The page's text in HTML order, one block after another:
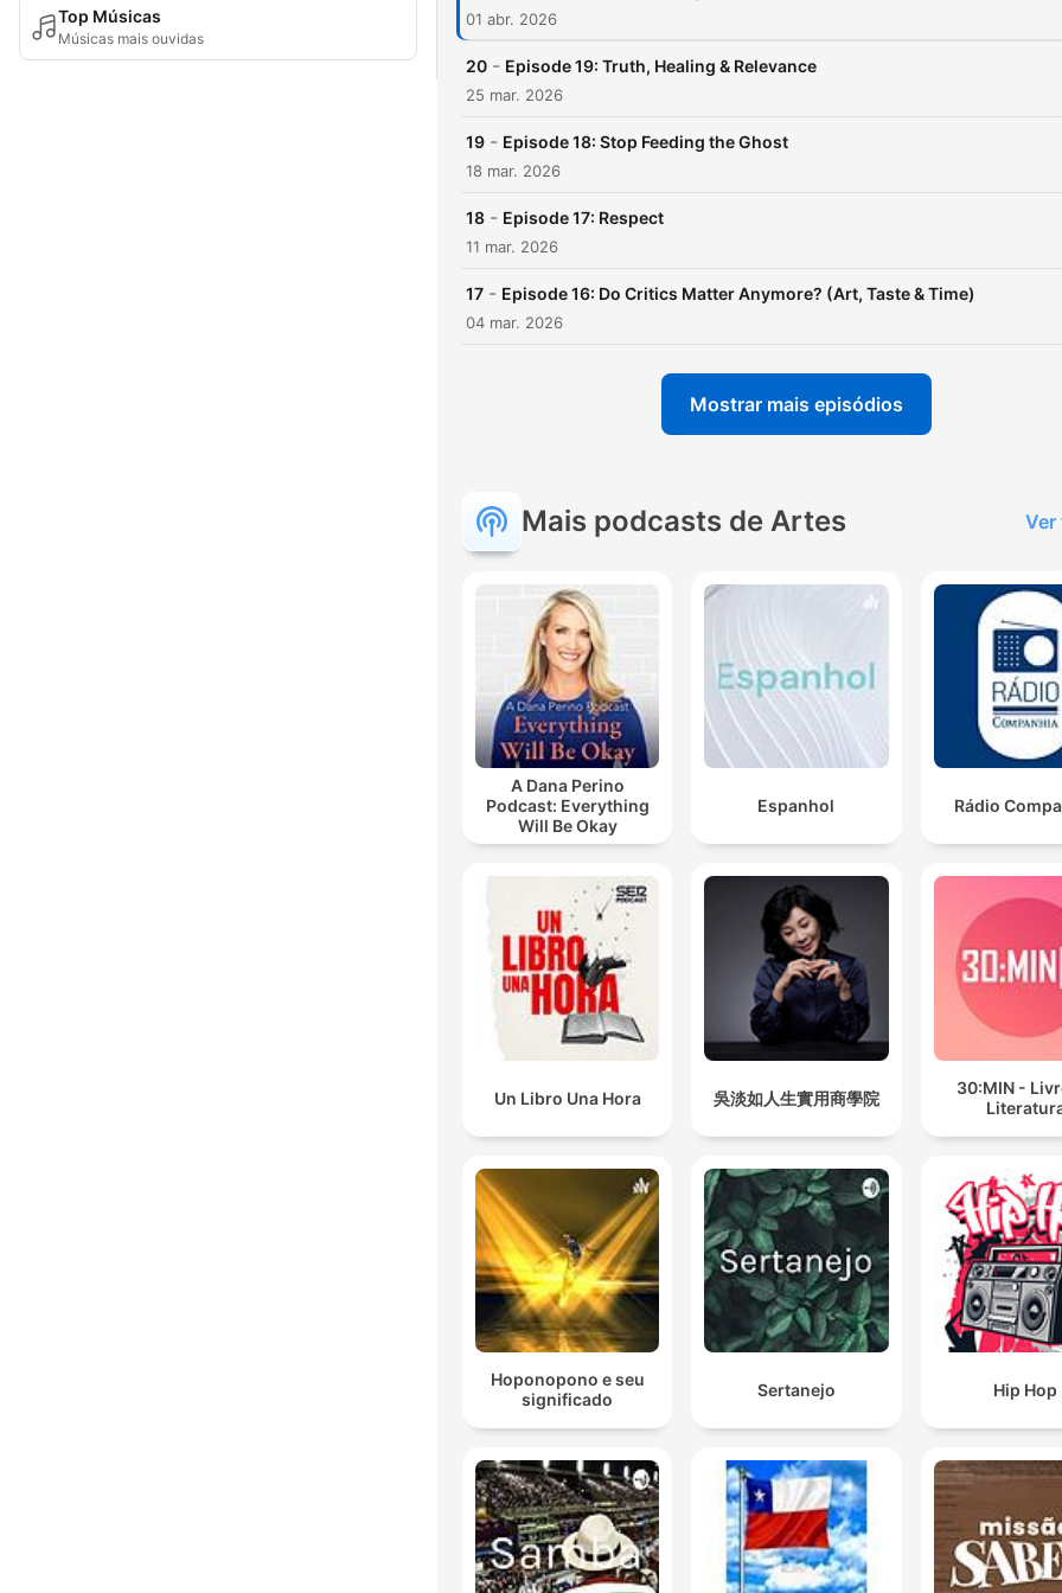
Top Músicas
Músicas mais ouvidas
relatable takes, nostalgia,
guru energy—you’re in the
01 abr. 2026
20 - Episode 19: Truth, Healing & Relevance
25 mar. 2026
19 - Episode 18: Stop Feeding the Ghost
18 mar. 2026
18 - Episode 17: Respect
11 mar. 2026
17 - Episode 16: Do Critics Matter Anymore? (Art, Taste & Time)
04 mar. 2026
Mostrar mais episódios
Mais podcasts de Artes Ver
A Dana Perino
Podcast: Everything
Will Be Okay
Espanhol Rádio
Un Libro Una Hora 吳淡如人生實用商學院
30:MIN -
Hoponopono e seu
significado
Sertanejo Hip Hop